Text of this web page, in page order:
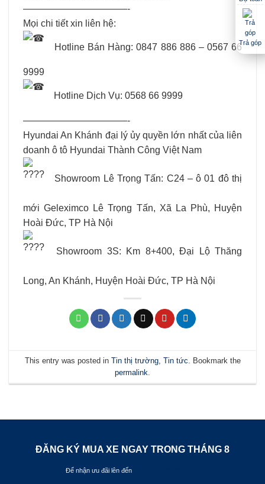
———————————-
Mọi chi tiết xin liên hệ:
Hotline Bán Hàng: 0847 886 886 – 0567 66
9999
Hotline Dịch Vụ: 0568 66 9999
———————————-
Hyundai An Khánh đại lý ủy quyền lớn nhất của liên
doanh ô tô Hyundai Thành Công Việt Nam
Showroom Lê Trọng Tấn: C24 – ô 01 đô thị
mới Geleximco Lê Trọng Tấn, Xã La Phù, Huyện
Hoài Đức, TP Hà Nội
Showroom 3S: Km 8+400, Đại Lộ Thăng
Long, An Khánh, Huyện Hoài Đức, TP Hà Nội
This entry was posted in Tin thị trường, Tin tức . Bookmark the
permalink
ĐĂNG KÝ MUA XE NGAY TRONG THÁNG 8
Để nhận ưu đãi lên đến
Trả góp